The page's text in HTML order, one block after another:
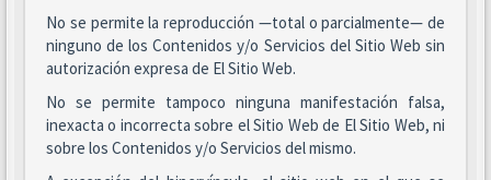
No se permite la reproducción —total o parcialmente— de
ninguno de los Contenidos y/o Servicios del Sitio Web sin
autorización expresa de El Sitio Web.
No se permite tampoco ninguna manifestación falsa,
inexacta o incorrecta sobre el Sitio Web de El Sitio Web, ni
sobre los Contenidos y/o Servicios del mismo.